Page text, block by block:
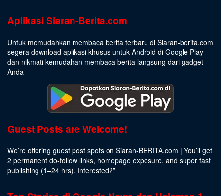
Aplikasi Siaran-Berita.com
Untuk memudahkan membaca berita terbaru di Siaran-berita.com
segera download aplikasi khusus untuk Android di Google Play
dan nikmati kemudahan membaca berita langsung dari gadget
Anda
Guest Posts are Welcome!
We’re offering guest post spots on Siaran-BERITA.com | You’ll get
2 permanent do-follow links, homepage exposure, and super fast
publishing (1–24 hrs). Interested?”